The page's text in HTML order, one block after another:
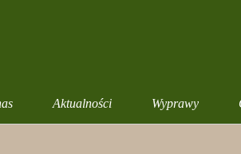
Aktualności Wyprawy